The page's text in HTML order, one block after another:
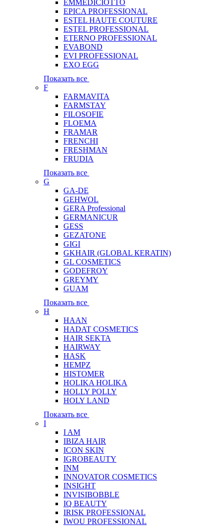
EMMEDICIOTTO
EPICA PROFESSIONAL
ESTEL HAUTE COUTURE
ESTEL PROFESSIONAL
ETERNO PROFESSIONAL
EVABOND
EVI PROFESSIONAL
EXO EGG
Показать все
F
FARMAVITA
FARMSTAY
FILOSOFIE
FLOEMA
FRAMAR
FRENCHI
FRESHMAN
FRUDIA
Показать все
G
GA-DE
GEHWOL
GERA Professional
GERMANICUR
GESS
GEZATONE
GIGI
GKHAIR (GLOBAL КЕRATIN)
GL COSMETICS
GODEFROY
GREYMY
GUAM
Показать все
H
HAAN
HADAT COSMETICS
HAIR SEKTA
HAIRWAY
HASK
HEMPZ
HISTOMER
HOLIKA HOLIKA
HOLLY POLLY
HOLY LAND
Показать все
I
I AM
IBIZA HAIR
ICON SKIN
IGROBEAUTY
INM
INNOVATOR COSMETICS
INSIGHT
INVISIBOBBLE
IQ BEAUTY
IRISK PROFESSIONAL
IWOU PROFESSIONAL